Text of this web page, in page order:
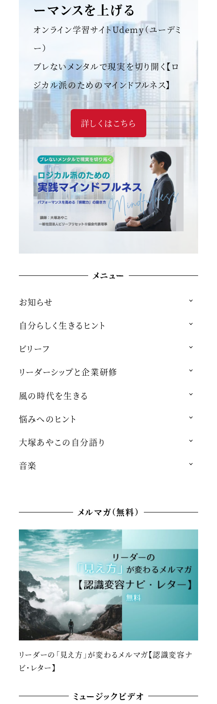
ーマンスを上げる
オンライン学習サイトUdemy（ユーデミ
ー）
ブレないメンタルで現実を切り開く【ロ
ジカル派のためのマインドフルネス】
詳しくはこちら
メニュー
お知らせ
自分らしく生きるヒント
ビリーフ
リーダーシップと企業研修
風の時代を生きる
悩みへのヒント
大塚あやこの自分語り
音楽
メルマガ（無料）
リーダーの「見え方」が変わるメルマガ【認識変容ナ
ビ・レター】
ミュージックビデオ